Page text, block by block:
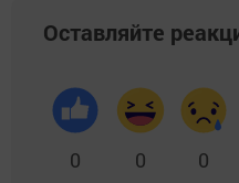
Оставляйте
0 0 0